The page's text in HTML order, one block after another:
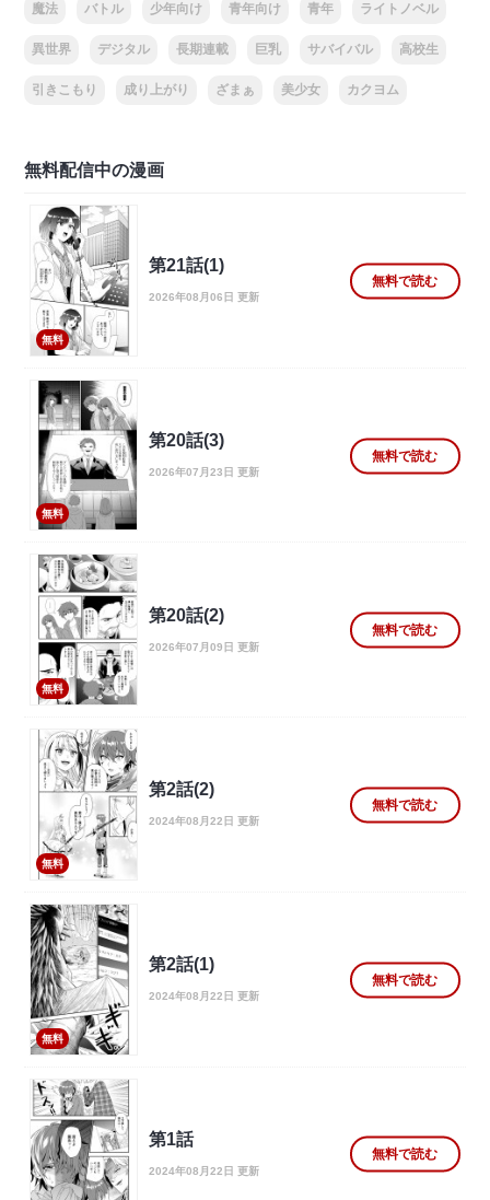
魔法 バトル 少年向け 青年向け 青年 ライトノベル
異世界 デジタル 長期連載 巨乳 サバイバル 高校生
引きこもり 成り上がり ざまぁ 美少女 カクヨム
無料配信中の漫画
無料
第21話(1)
2026年08月06日 更新
無料で読む
無料
第20話(3)
2026年07月23日 更新
無料で読む
無料
第20話(2)
2026年07月09日 更新
無料で読む
無料
第2話(2)
2024年08月22日 更新
無料で読む
無料
第2話(1)
2024年08月22日 更新
無料で読む
第1話
2024年08月22日 更新
無料で読む